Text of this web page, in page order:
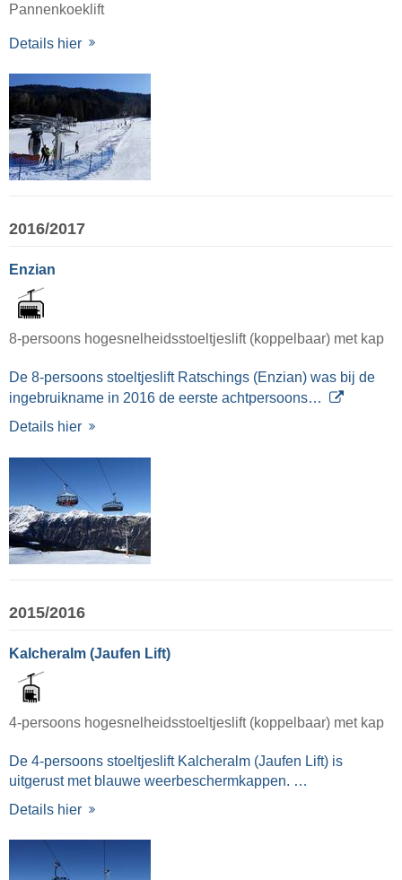
Pannenkoeklift
Details hier
2016/2017
Enzian
8-persoons hogesnelheidsstoeltjeslift (koppelbaar) met kap
De 8-persoons stoeltjeslift Ratschings (Enzian) was bij de
ingebruikname in 2016 de eerste achtpersoons…
Details hier
2015/2016
Kalcheralm (Jaufen Lift)
4-persoons hogesnelheidsstoeltjeslift (koppelbaar) met kap
De 4-persoons stoeltjeslift Kalcheralm (Jaufen Lift) is
uitgerust met blauwe weerbeschermkappen. …
Details hier